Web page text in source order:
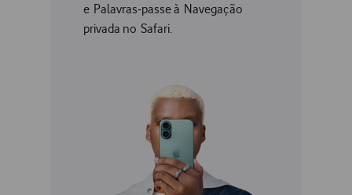
e Palavras‑passe à Navegação
privada no Safari.